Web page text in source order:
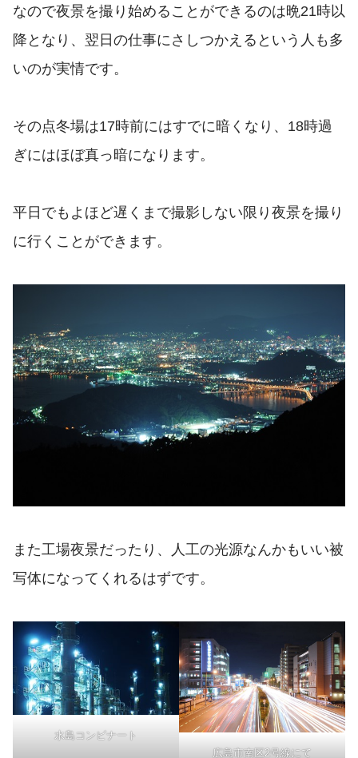
なので夜景を撮り始めることができるのは晩21時以
降となり、翌日の仕事にさしつかえるという人も多
いのが実情です。
その点冬場は17時前にはすでに暗くなり、18時過
ぎにはほぼ真っ暗になります。
平日でもよほど遅くまで撮影しない限り夜景を撮り
に行くことができます。
また工場夜景だったり、人工の光源なんかもいい被
写体になってくれるはずです。
水島コンビナート
広島市南区2号線にて